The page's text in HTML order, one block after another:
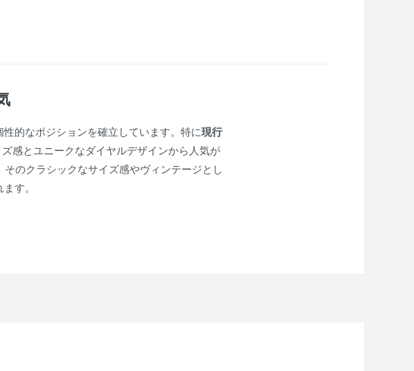
的なポジションを確立しています。特に現行
感とユニークなダイヤルデザインから人気が
のクラシックなサイズ感やヴィンテージとし
す。